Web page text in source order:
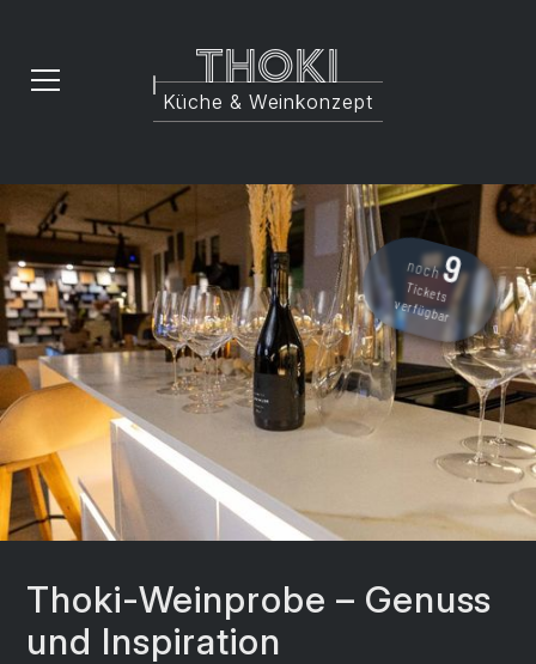
Thoki
Küche & Weinkonzept
Thoki-Weinprobe – Genuss
und Inspiration
noch9
Tickets
verfügbar